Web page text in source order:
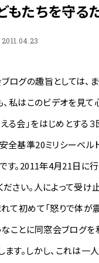
もたちを守る
2011.04.23
ログの趣旨としては、
、私はこのビデオを見て
る会」をはじめとする３
全基準20ミリシーベル
す。2011年4月21日に行
ださい。人によって受
て初めて「怒りで体が
なことに同窓会ブログ
ます。しかし、これは一